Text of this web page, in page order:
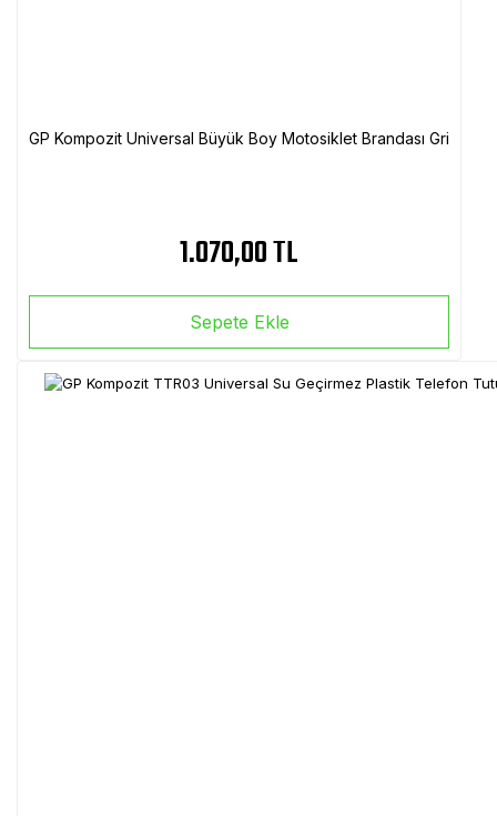
GP Kompozit Universal Büyük Boy Motosiklet Brandası Gri
1.070,00 TL
Sepete Ekle